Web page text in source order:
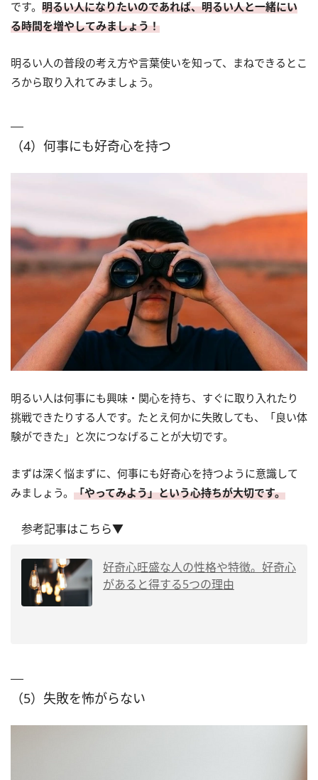
です。 明るい人になりたいのであれば、明るい人と一緒にい
る時間を増やしてみましょう！
明るい人の普段の考え方や言葉使いを知って、まねできるとこ
ろから取り入れてみましょう。
（4）何事にも好奇心を持つ
明るい人は何事にも興味・関心を持ち、すぐに取り入れたり
挑戦できたりする人です。たとえ何かに失敗しても、「良い体
験ができた」と次につなげることが大切です。
まずは深く悩まずに、何事にも好奇心を持つように意識して
みましょう。 「やってみよう」という心持ちが大切です。
参考記事はこちら▼
好奇心旺盛な人の性格や特徴。好奇心
があると得する5つの理由
（5）失敗を怖がらない